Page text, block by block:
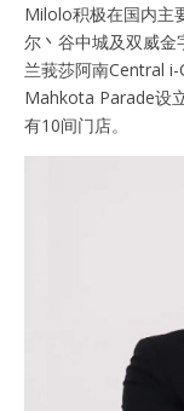
Milolo积极在国内主
尔丶谷中城及双威
兰莪莎阿南Central
Mahkota Parade设
有10间门店。